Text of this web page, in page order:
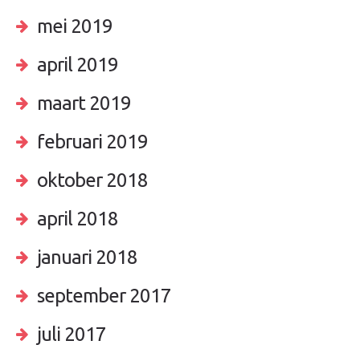
mei 2019
april 2019
maart 2019
februari 2019
oktober 2018
april 2018
januari 2018
september 2017
juli 2017